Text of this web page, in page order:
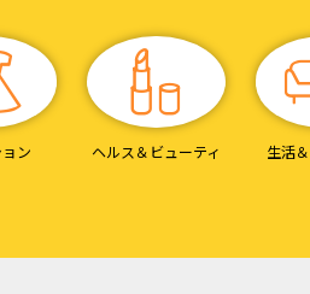
ン ヘルス＆ ビューティ 生活＆